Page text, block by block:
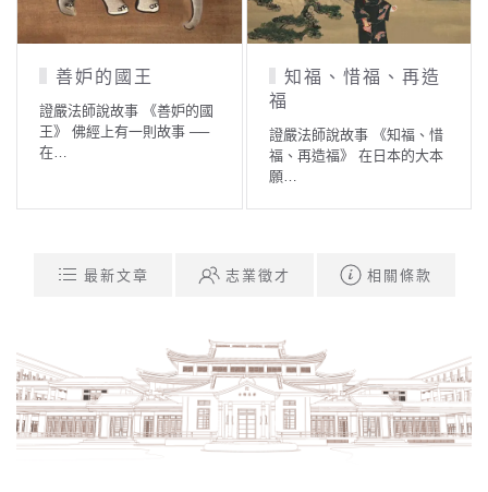
善妒的國王
證嚴法師說故事 《善妒的國
王》 佛經上有一則故事 ──
在…
知福、惜福、再造
福
證嚴法師說故事 《知福、惜
福、再造福》 在日本的大本
願…
最新文章 志業徵才 相關條款